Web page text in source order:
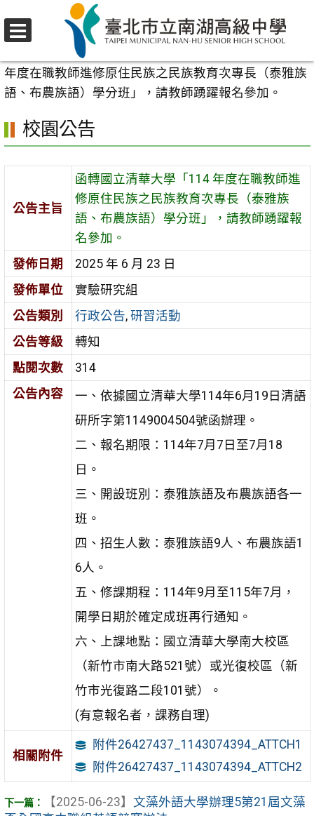
至
要
內
校園公告
年度在職教師進修原住民族之民族教育次專長（泰雅族
語、布農族語）學分班」，請教師踴躍報名參加。
校園公告
公告主旨
函轉國立清華大學「114 年度在職教師進
修原住民族之民族教育次專長（泰雅族
語、布農族語）學分班」，請教師踴躍報
名參加。
發佈日期
2025 年 6 月 23 日
發佈單位
實驗研究組
公告類別
行政公告, 研習活動
公告等級
轉知
點閱次數
314
公告內容
一、依據國立清華大學114年6月19日清語
研所字第1149004504號函辦理。
二、報名期限：114年7月7日至7月18
日。
三、開設班別：泰雅族語及布農族語各一
班。
四、招生人數：泰雅族語9人、布農族語1
6人。
五、修課期程：114年9月至115年7月，
開學日期於確定成班再行通知。
六、上課地點：國立清華大學南大校區
（新竹市南大路521號）或光復校區（新
竹市光復路二段101號）。
(有意報名者，課務自理)
相關附件
附件26427437_1143074394_ATTCH1
附件26427437_1143074394_ATTCH2
【2025-06-23】 文藻外語大學辦理5第21屆文藻
選
單